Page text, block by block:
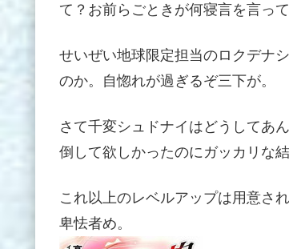
て？お前らごときが何寝言を言って
せいぜい地球限定担当のロクデナ
のか。自惚れが過ぎるぞ三下が。
さて千変シュドナイはどうしてあ
倒して欲しかったのにガッカリな結
これ以上のレベルアップは用意さ
卑怯者め。